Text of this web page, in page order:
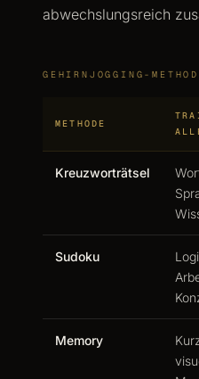
abwechslungsreich
GEHIRNJOGGING-
METHODE
Kreuzworträtsel
Sudoku
Memory